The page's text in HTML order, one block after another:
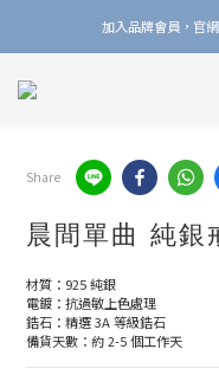
加入品牌會員，官
加入品牌會員，官
線上線下皆可累
Share
晨間單曲 純
材質：925 純銀
電鍍：抗過敏上色處理
鋯石：精選 3A 等級鋯石
備貨天數：約 2-5 個工作天